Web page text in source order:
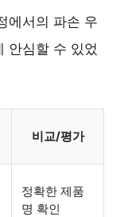
에서의 파손 우
안심할 수 있었
비교/평가
정확한 제품
명 확인